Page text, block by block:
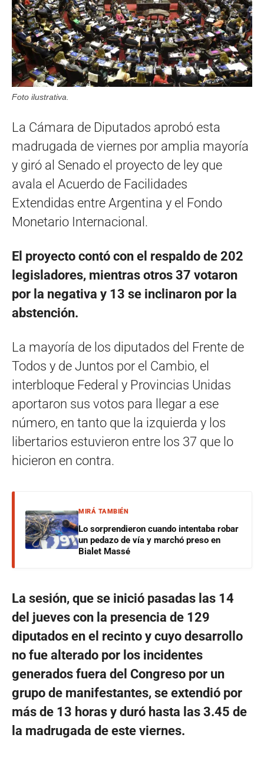
Foto ilustrativa.
La Cámara de Diputados aprobó esta
madrugada de viernes por amplia mayoría
y giró al Senado el proyecto de ley que
avala el Acuerdo de Facilidades
Extendidas entre Argentina y el Fondo
Monetario Internacional.
El proyecto contó con el respaldo de 202
legisladores, mientras otros 37 votaron
por la negativa y 13 se inclinaron por la
abstención.
La mayoría de los diputados del Frente de
Todos y de Juntos por el Cambio, el
interbloque Federal y Provincias Unidas
aportaron sus votos para llegar a ese
número, en tanto que la izquierda y los
libertarios estuvieron entre los 37 que lo
hicieron en contra.
MIRÁ TAMBIÉN
Lo sorprendieron cuando intentaba robar
un pedazo de vía y marchó preso en
Bialet Massé
La sesión, que se inició pasadas las 14
del jueves con la presencia de 129
diputados en el recinto y cuyo desarrollo
no fue alterado por los incidentes
generados fuera del Congreso por un
grupo de manifestantes, se extendió por
más de 13 horas y duró hasta las 3.45 de
la madrugada de este viernes.